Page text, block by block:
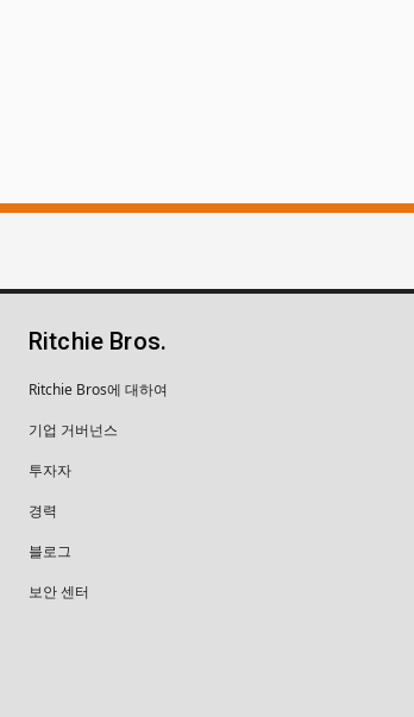
Ritchie Bros.
Ritchie Bros에 대하여
기업 거버넌스
투자자
경력
블로그
보안 센터